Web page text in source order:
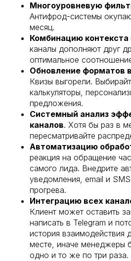
Многоуровневую
Антифрод-системы
месяц.
Комбинацию контекста
каналы дополняют друг
оптимальное
Обновление форматов
Квизы выгорели.
калькуляторы,
предложения.
Системный анализ
каналов. Хотя бы раз в
пересматривайте
Автоматизацию
реакция на обращение
самого лида. Внедрите
уведомления, email и
прогрева.
Интеграцию всех
Клиент может оставить
написать в Telegram и
история
месте, иначе менеджеры
одно и то же по три раза.